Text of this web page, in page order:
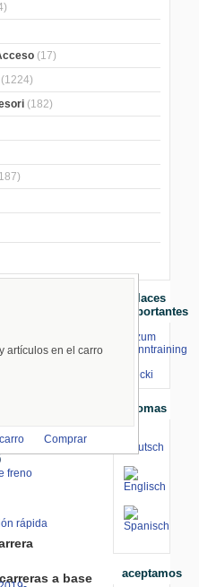
(17)
(1224)
(182)
artículos en el carro
Comprar
freno
rápida
frente
a base
Enlaces
Importantes
⇒ zum
Renntraining
Stecki
Idiomas
aceptamos